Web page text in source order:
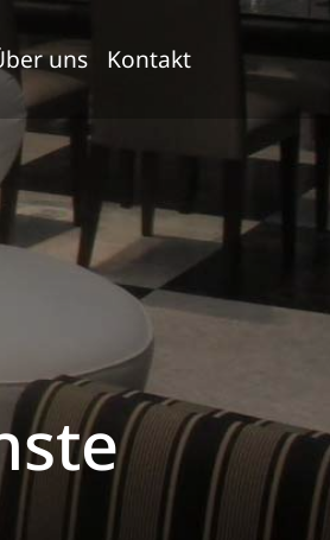
uns Kontakt